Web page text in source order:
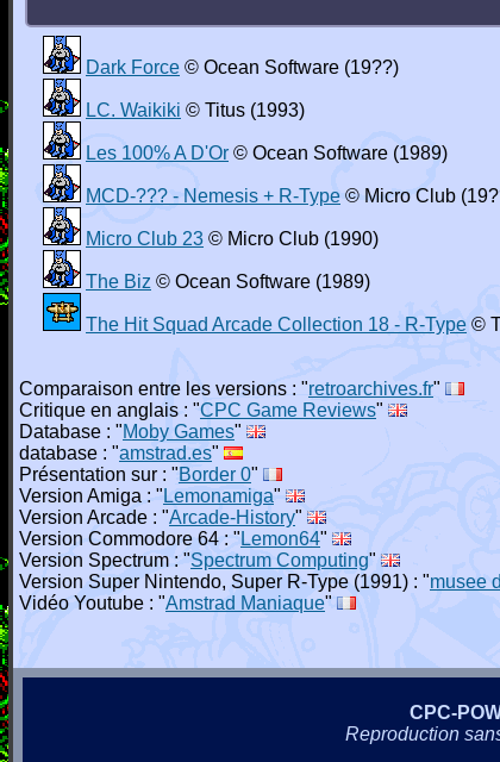
Dark Force © Ocean Software (19??)
LC. Waikiki © Titus (1993)
Les 100% A D'Or © Ocean Software (1989)
MCD-??? - Nemesis + R-Type © Micro Club
Micro Club 23 © Micro Club (1990)
The Biz © Ocean Software (1989)
The Hit Squad Arcade Collection 18 - R-Type ©
Comparaison entre les versions : "retroarchives.fr"
Critique en anglais : "CPC Game Reviews"
Database : "Moby Games"
database : "amstrad.es"
Présentation sur : "Border 0"
Version Amiga : " Lemonamiga"
Version Arcade : "Arcade-History"
Version Commodore 64 : " Lemon64"
Version Spectrum : "Spectrum Computing"
Version Super Nintendo, Super R-Type (1991) : "musee
Vidéo Youtube : "Amstrad Maniaque"
CPC-
Reproduction